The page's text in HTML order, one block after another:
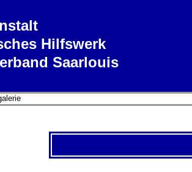
Hilfswerk
Saarlouis